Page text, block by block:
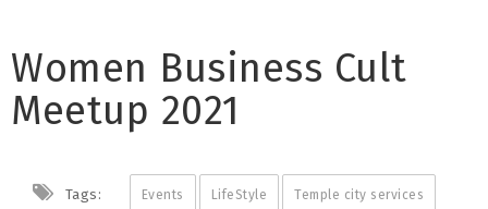
Women Business Cult
Meetup 2021
Tags: Events LifeStyle Temple city services